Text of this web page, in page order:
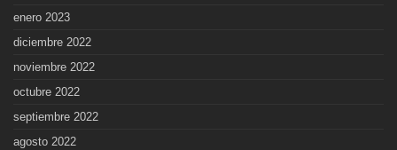
enero 2023
diciembre 2022
noviembre 2022
octubre 2022
septiembre 2022
agosto 2022